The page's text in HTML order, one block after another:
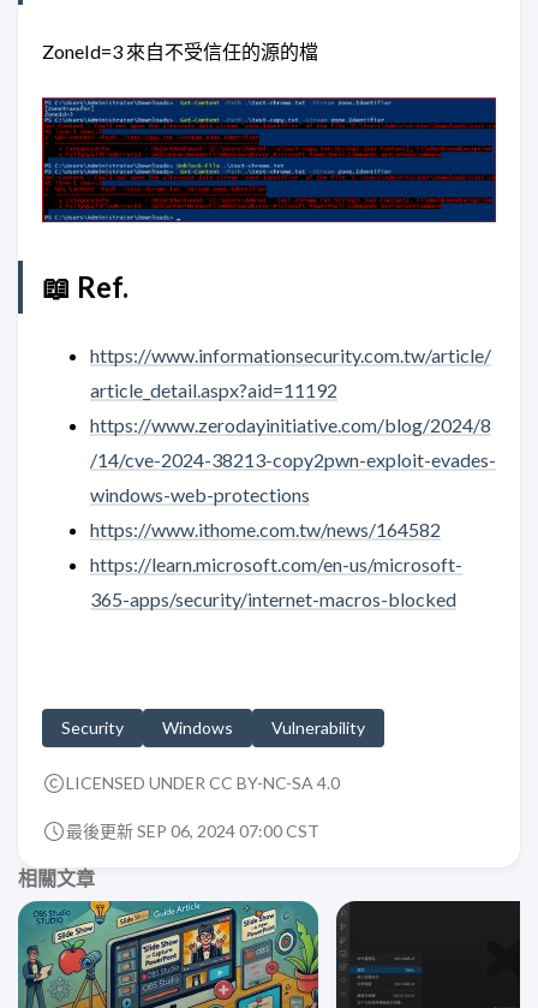
ZoneId=3 來自不受信任的源的檔
📖 Ref.
https://www.informationsecurity.com.tw/article/
article_detail.aspx?aid=11192
https://www.zerodayinitiative.com/blog/2024/8
/14/cve-2024-38213-copy2pwn-exploit-evades-
windows-web-protections
https://www.ithome.com.tw/news/164582
https://learn.microsoft.com/en-us/microsoft-
365-apps/security/internet-macros-blocked
Security Windows Vulnerability
LICENSED UNDER CC BY-NC-SA 4.0
最後更新 SEP 06, 2024 07:00 CST
相關文章